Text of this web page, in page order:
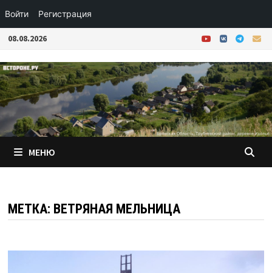
Войти Регистрация
Перейти
содержимому
08.08.2026
МЕНЮ
МЕТКА: ВЕТРЯНАЯ МЕЛЬНИЦА